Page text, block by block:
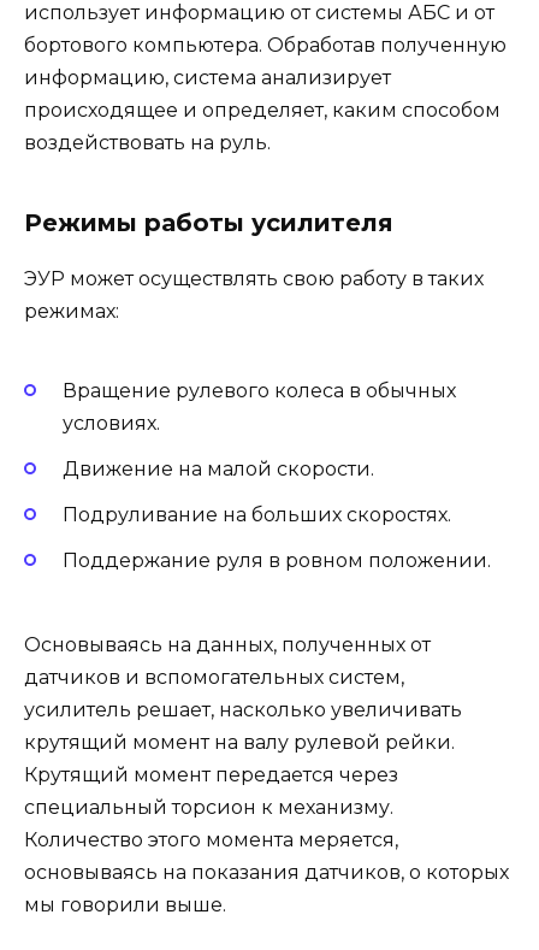
использует информацию от системы АБС и от
бортового компьютера. Обработав полученную
информацию, система анализирует
происходящее и определяет, каким способом
воздействовать на руль.
Режимы работы усилителя
ЭУР может осуществлять свою работу в таких
режимах:
Вращение рулевого колеса в обычных
условиях.
Движение на малой скорости.
Подруливание на больших скоростях.
Поддержание руля в ровном положении.
Основываясь на данных, полученных от
датчиков и вспомогательных систем,
усилитель решает, насколько увеличивать
крутящий момент на валу рулевой рейки.
Крутящий момент передается через
специальный торсион к механизму.
Количество этого момента меряется,
основываясь на показания датчиков, о которых
мы говорили выше.